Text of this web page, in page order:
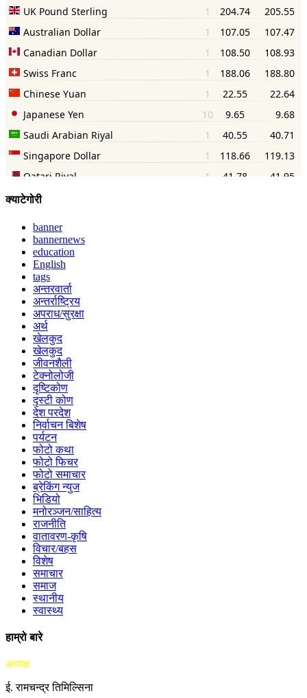
क्याटेगोरी
banner
bannernews
education
English
tags
अन्तरवार्ता
अन्तर्राष्ट्रिय
अपराध/सुरक्षा
अर्थ
खेलकुद
खेलकुद
जीवनशैली
टेक्नोलोजी
दृष्टिकोण
दृस्टी कोण
देश परदेश
निर्वाचन बिशेष
पर्यटन
फोटो कथा
फोटो फिचर
फोटो समाचार
ब्रेकिंग न्युज
भिडियो
मनोरञ्जन/साहित्य
राजनीति
वातावरण-कृषि
विचार/बहस
विशेष
समाचार
समाज
स्थानीय
स्वास्थ्य
हाम्रो बारे
अध्यक्ष
ई. रामचन्द्र तिमिल्सिना